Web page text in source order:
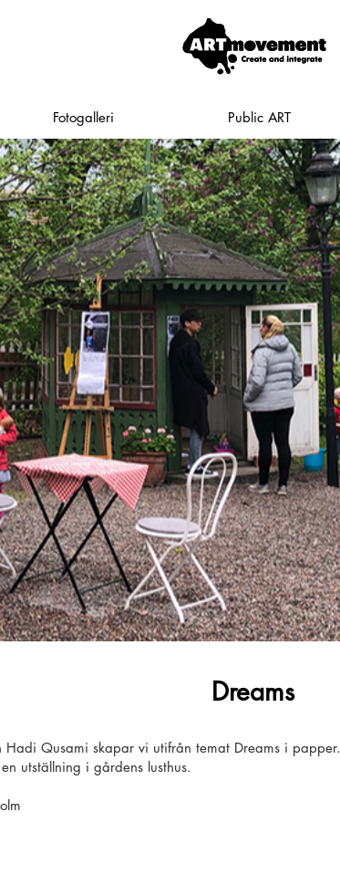
Fotogalleri Public ART
Dreams
Hadi Qusami skapar vi utifrån temat Dreams i papper.
utställning i gårdens lusthus.